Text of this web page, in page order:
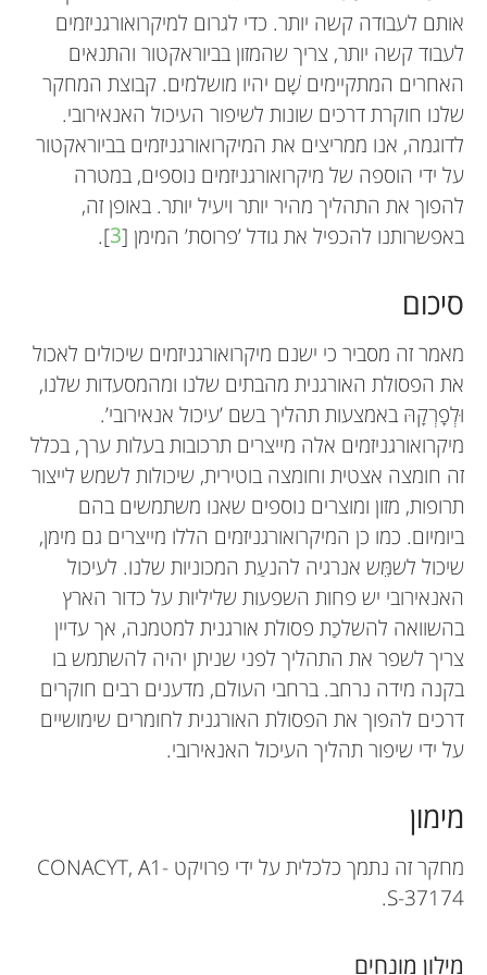
אותם לעבודה קשה יותר. כדי לגרום למיקרואורגניזמים
לעבוד קשה יותר, צריך שהמזון בביוראקטור והתנאים
האחרים המתקיימים שָׁם יהיו מושלמים. קבוצת המחקר
שלנו חוקרת דרכים שונות לשיפור העיכול האנאירובי.
לדוגמה, אנו ממריצים את המיקרואורגניזמים בביוראקטור
על ידי הוספה של מיקרואורגניזמים נוספים, במטרה
להפוך את התהליך מהיר יותר ויעיל יותר. באופן זה,
באפשרותנו להכפיל את גודל ’פרוסת’ המימן [3
].
סיכום
מאמר זה מסביר כי ישנם מיקרואורגניזמים שיכולים לאכול
את הפסולת האורגנית מהבתים שלנו ומהמסעדות שלנו,
וּלְפָרְקָהּ באמצעות תהליך בשם ’עיכול אנאירובי’.
מיקרואורגניזמים אלה מייצרים תרכובות בעלות ערך, בכלל
זה חומצה אצטית וחומצה בוטירית, שיכולות לשמש לייצור
תרופות, מזון ומוצרים נוספים שאנו משתמשים בהם
ביומיום. כמו כן המיקרואורגניזמים הללו מייצרים גם מימן,
שיכול לשמֵּש אנרגיה להנעַת המכוניות שלנו. לעיכול
האנאירובי יש פחות השפעות שליליות על כדור הארץ
בהשוואה להשלכַת פסולת אורגנית למטמנה, אך עדיין
צריך לשפר את התהליך לפני שניתן יהיה להשתמש בו
בקנה מידה נרחב. ברחבי העולם, מדענים רבים חוקרים
דרכים להפוך את הפסולת האורגנית לחומרים שימושיים
על ידי שיפור תהליך העיכול האנאירובי.
מימון
מחקר זה נתמך כלכלית על ידי פרויקט CONACYT, A1-
S-37174.
מילון מונחים